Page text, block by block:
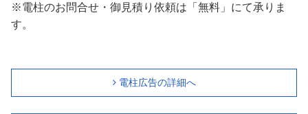
※電柱のお問合せ・御見積り依頼は「無料」にて承りま
す。
電柱広告の詳細へ